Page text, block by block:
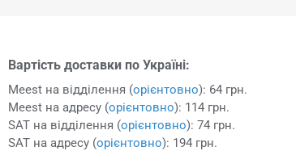
Вартість доставки по Україні:
Meest на відділення (орієнтовно): 64 грн.
Meest на адресу (орієнтовно): 114 грн.
SAT на відділення (орієнтовно): 74 грн.
SAT на адресу (орієнтовно): 194 грн.